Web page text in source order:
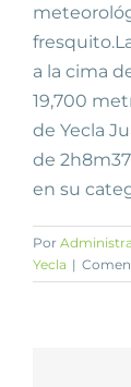
a la cima
19,700
de Yecla
de
en su
Por
Yecla |